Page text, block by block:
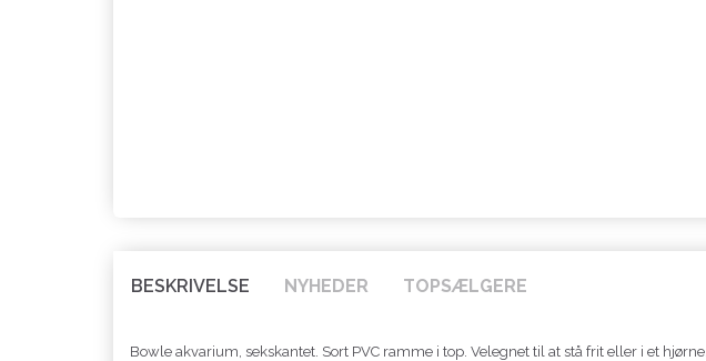
BESKRIVELSE NYHEDER TOPSÆLGERE
Bowle akvarium, sekskantet. Sort PVC ramme i top. Velegnet til at stå frit eller i et hjørne.